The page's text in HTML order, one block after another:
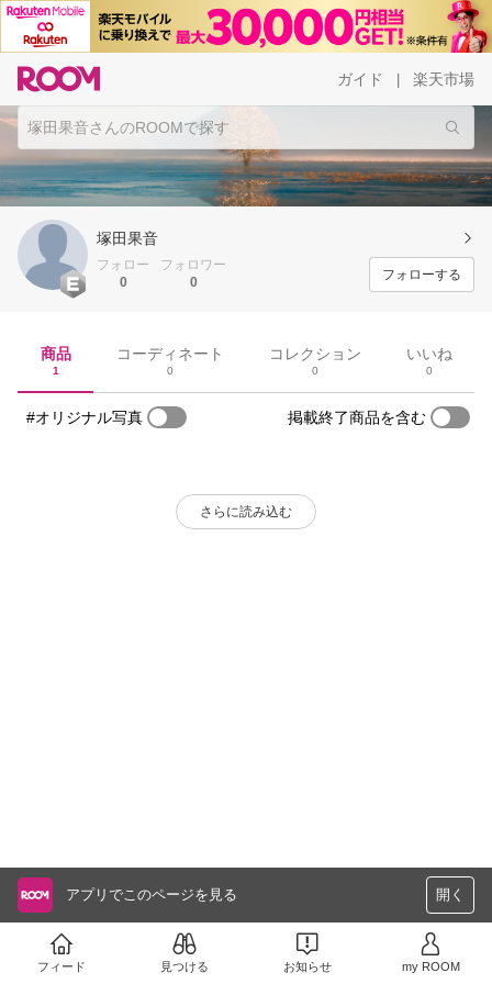
ガイド 楽天市場
塚田果音
フォロー
0
フォロワー
0
フォローする
商品
1
コーディネート
0
コレクション
0
いいね
0
#オリジナル写真 掲載終了商品を含む
さらに読み込む
アプリでこのページを見る 開く
フィード 見つける お知らせ my ROOM